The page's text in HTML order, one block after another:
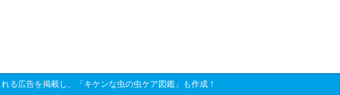
る広告を掲載し、「キケンな虫の虫ケア図鑑」も作成！